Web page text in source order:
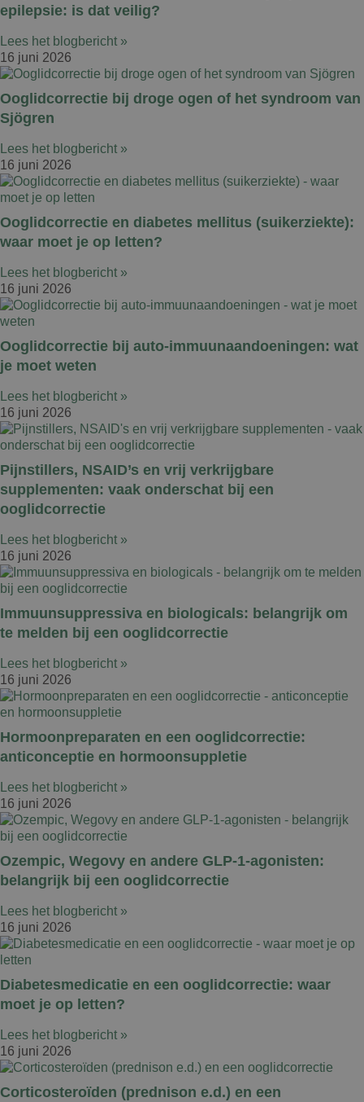
epilepsie: is dat veilig?
Lees het blogbericht »
16 juni 2026
Ooglidcorrectie bij droge ogen of het syndroom van
Sjögren
Lees het blogbericht »
16 juni 2026
Ooglidcorrectie en diabetes mellitus (suikerziekte):
waar moet je op letten?
Lees het blogbericht »
16 juni 2026
Ooglidcorrectie bij auto-immuunaandoeningen: wat
je moet weten
Lees het blogbericht »
16 juni 2026
Pijnstillers, NSAID’s en vrij verkrijgbare
supplementen: vaak onderschat bij een
ooglidcorrectie
Lees het blogbericht »
16 juni 2026
Immuunsuppressiva en biologicals: belangrijk om
te melden bij een ooglidcorrectie
Lees het blogbericht »
16 juni 2026
Hormoonpreparaten en een ooglidcorrectie:
anticonceptie en hormoonsuppletie
Lees het blogbericht »
16 juni 2026
Ozempic, Wegovy en andere GLP-1-agonisten:
belangrijk bij een ooglidcorrectie
Lees het blogbericht »
16 juni 2026
Diabetesmedicatie en een ooglidcorrectie: waar
moet je op letten?
Lees het blogbericht »
16 juni 2026
Corticosteroïden (prednison e.d.) en een